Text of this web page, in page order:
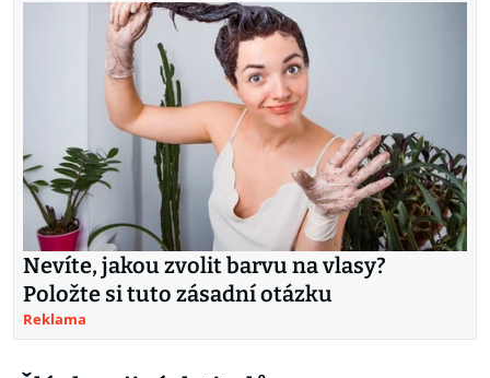
Nevíte, jakou zvolit barvu na vlasy?
Položte si tuto zásadní otázku
Reklama